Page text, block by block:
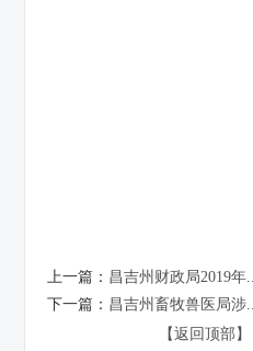
上一篇： 昌吉州财政局2019年...
下一篇： 昌吉州畜牧兽医局涉...
【返回顶部】